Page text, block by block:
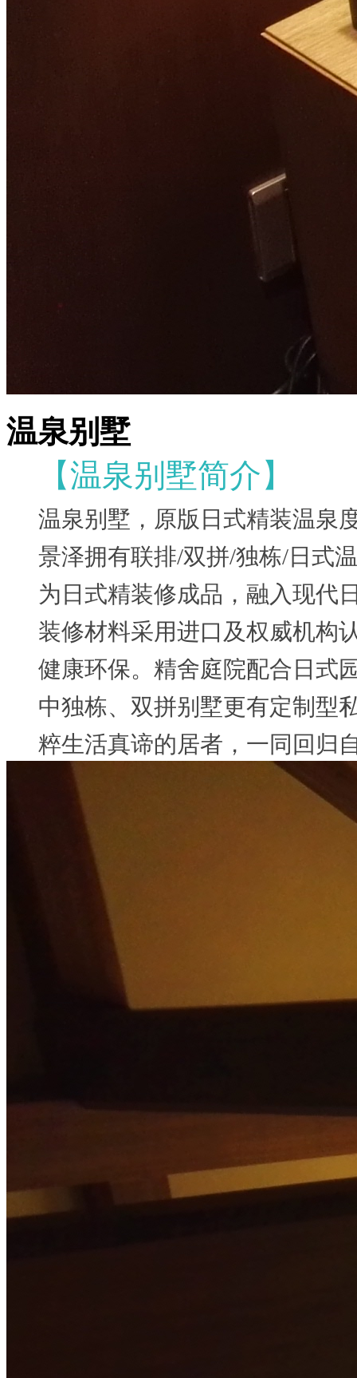
温泉别墅
【温泉别墅简介】
温泉别墅，原版日式精装温泉
景泽拥有联排/双拼/独栋/日式
为日式精装修成品，融入现代
装修材料采用进口及权威机构
健康环保。精舍庭院配合日式
中独栋、双拼别墅更有定制型
粹生活真谛的居者，一同回归